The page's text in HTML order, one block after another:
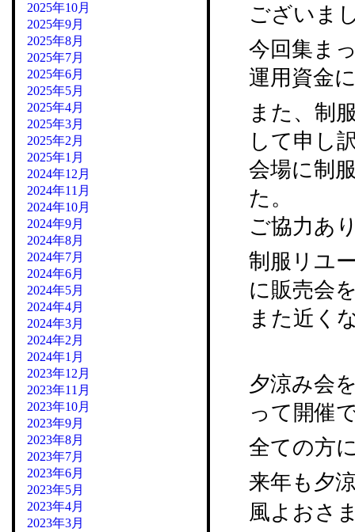
ございま
今回集ま
運用資金
また、制
して申し
会場に制
た。
ご協力あ
制服リユ
に販売会
また近く
夕涼み会
って開催
全ての方
来年も夕
風よおさ
2025年10月
2025年9月
2025年8月
2025年7月
2025年6月
2025年5月
2025年4月
2025年3月
2025年2月
2025年1月
2024年12月
2024年11月
2024年10月
2024年9月
2024年8月
2024年7月
2024年6月
2024年5月
2024年4月
2024年3月
2024年2月
2024年1月
2023年12月
2023年11月
2023年10月
2023年9月
2023年8月
2023年7月
2023年6月
2023年5月
2023年4月
2023年3月